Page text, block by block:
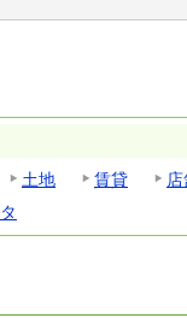
土地 賃貸